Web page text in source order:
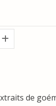
de